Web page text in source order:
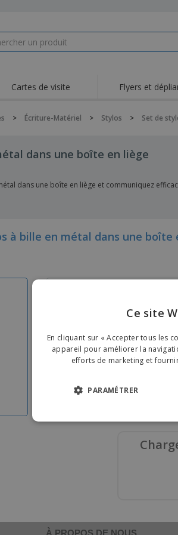
Cartes de visite Flyers et
> Écriture-Matériel > Stylos >
dans une boîte en liège
dans une boîte en liège et communiquez
à bille en métal dans une
Entrez vos idées et notre équipe de
designers s'en occupera.
Faire appel à un designer
À PROPOS DE NOUS
Ce site
En cliquant sur « Accepter tous les
appareil pour améliorer la
efforts de marketing et
PARAMÉTRER